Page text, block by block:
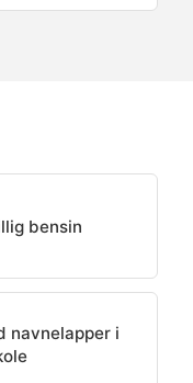
bensin
navnelapper i